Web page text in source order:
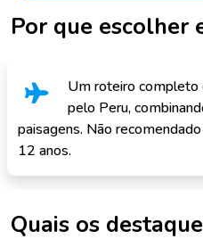
Por que escolher
Um roteiro completo
pelo Peru,
paisagens. Não
12 anos.
Quais os